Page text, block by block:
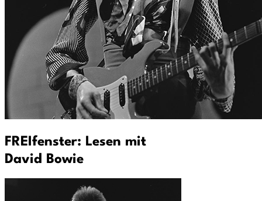
FREIfenster: Lesen mit
David Bowie